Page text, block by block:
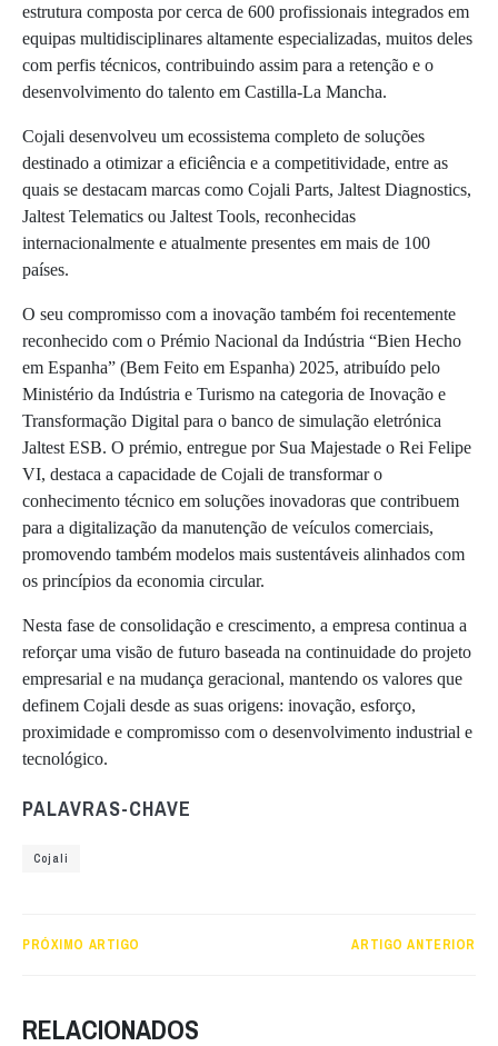
estrutura composta por cerca de 600 profissionais integrados em
equipas multidisciplinares altamente especializadas, muitos deles
com perfis técnicos, contribuindo assim para a retenção e o
desenvolvimento do talento em Castilla-La Mancha.
Cojali desenvolveu um ecossistema completo de soluções
destinado a otimizar a eficiência e a competitividade, entre as
quais se destacam marcas como Cojali Parts, Jaltest Diagnostics,
Jaltest Telematics ou Jaltest Tools, reconhecidas
internacionalmente e atualmente presentes em mais de 100
países.
O seu compromisso com a inovação também foi recentemente
reconhecido com o Prémio Nacional da Indústria “Bien Hecho
em Espanha” (Bem Feito em Espanha) 2025, atribuído pelo
Ministério da Indústria e Turismo na categoria de Inovação e
Transformação Digital para o banco de simulação eletrónica
Jaltest ESB. O prémio, entregue por Sua Majestade o Rei Felipe
VI, destaca a capacidade de Cojali de transformar o
conhecimento técnico em soluções inovadoras que contribuem
para a digitalização da manutenção de veículos comerciais,
promovendo também modelos mais sustentáveis alinhados com
os princípios da economia circular.
Nesta fase de consolidação e crescimento, a empresa continua a
reforçar uma visão de futuro baseada na continuidade do projeto
empresarial e na mudança geracional, mantendo os valores que
definem Cojali desde as suas origens: inovação, esforço,
proximidade e compromisso com o desenvolvimento industrial e
tecnológico.
PALAVRAS-CHAVE
Cojali
PRÓXIMO ARTIGO ARTIGO ANTERIOR
RELACIONADOS